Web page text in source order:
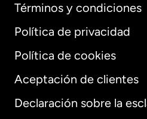
Términos y condiciones
Política de privacidad
Política de cookies
Aceptación de clientes
Declaración sobre la
Internacional